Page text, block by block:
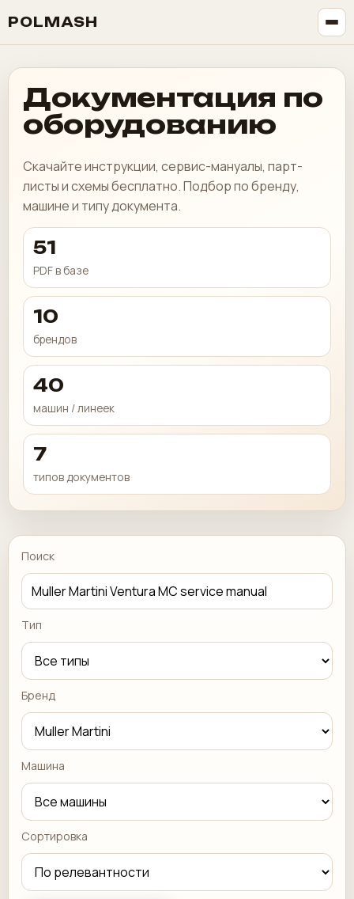
POLMASH
Документация по
оборудованию
Скачайте инструкции, сервис-мануалы, парт-
листы и схемы бесплатно. Подбор по бренду,
машине и типу документа.
51
PDF в базе
10
брендов
40
машин / линеек
7
типов документов
Поиск
Тип
Бренд
Машина
Сортировка